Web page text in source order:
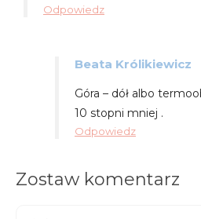
Odpowiedz
Beata Królikiewicz
Góra – dół albo
10 stopni mniej .
Odpowiedz
Zostaw komentarz